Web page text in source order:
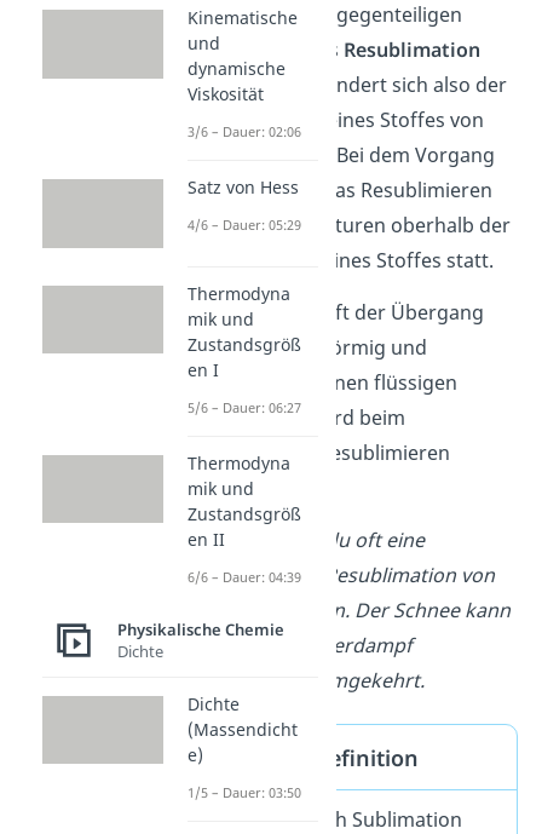
Dazu gibt es einen gegenteiligen
Prozess, den du als Resublimation
bezeichnest. Hier ändert sich also der
Aggregatzustand eines Stoffes von
. Bei dem Vorgang
wirdWärmefrei. Das Resublimieren
findet bei Temperaturen oberhalb der
Siedetemperatur eines Stoffes statt.
Normalerweise läuft der Übergang
von fest nach gasförmig und
umgekehrt über einen flüssigen
Zustand ab.Der wird beim
Sublimieren und Resublimieren
übersprungen.
Im Winter kannst du oft eine
Sublimation bzw. Resublimation von
Wasser beobachten. Der Schnee kann
sich direkt in Wasserdampf
umwandeln und umgekehrt.
Sublimieren Definition
Sublimieren (auch Sublimation
Kinematische
und
dynamische
Viskosität
3/6 – Dauer: 02:06
Satz von Hess
4/6 – Dauer: 05:29
Thermodyna
mik und
Zustandsgröß
en I
5/6 – Dauer: 06:27
Thermodyna
mik und
Zustandsgröß
en II
6/6 – Dauer: 04:39
Physikalische Chemie
Dichte
Dichte
(Massendicht
e)
1/5 – Dauer: 03:50